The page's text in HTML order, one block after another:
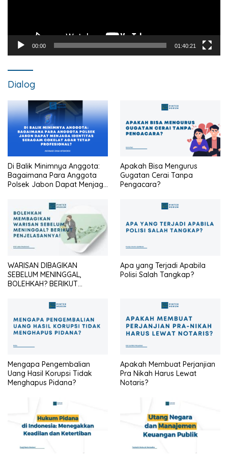
00:00 01:40:21
Dialog
Di Balik Minimnya Anggota:
Bagaimana Para Anggota
Polsek Jabon Dapat Menjaga
Agar Tetap Profesional?
Apakah Bisa Mengurus
Gugatan Cerai Tanpa
Pengacara?
WARISAN DIBAGIKAN
SEBELUM MENINGGAL,
BOLEHKAH? BERIKUT
Apa yang Terjadi Apabila
Polisi Salah Tangkap?
Mengapa Pengembalian
Uang Hasil Korupsi Tidak
Menghapus Pidana?
Apakah Membuat Perjanjian
Pra Nikah Harus Lewat
Notaris?